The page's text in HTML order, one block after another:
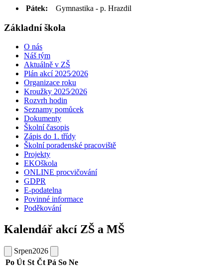
Pátek: Gymnastika - p. Hrazdil
Základní škola
O nás
Náš tým
Aktuálně v ZŠ
Plán akcí 2025⁄2026
Organizace roku
Kroužky 2025⁄2026
Rozvrh hodin
Seznamy pomůcek
Dokumenty
Školní časopis
Zápis do 1. třídy
Školní poradenské pracoviště
Projekty
EKOškola
ONLINE procvičování
GDPR
E-podatelna
Povinné informace
Poděkování
Kalendář akcí ZŠ a MŠ
Srpen2026
Po Út St Čt Pá So Ne